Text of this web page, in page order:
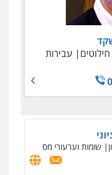
חילוטים עבירות
שומות וערעורי מס